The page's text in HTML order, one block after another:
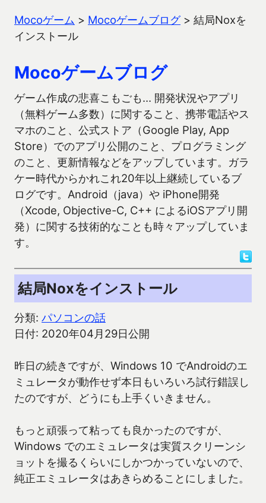
Mocoゲーム > Mocoゲームブログ> 結局Noxを
インストール
Mocoゲームブログ
ゲーム作成の悲喜こもごも… 開発状況やアプリ
（無料ゲーム多数）に関すること、携帯電話やス
マホのこと、公式ストア（Google Play, App
Store）でのアプリ公開のこと、プログラミング
のこと、更新情報などをアップしています。ガラ
ケー時代からかれこれ20年以上継続しているブ
ログです。Android（java）や iPhone開発
（Xcode, Objective-C, C++ によるiOSアプリ開
発）に関する技術的なことも時々アップしていま
す。
結局Noxをインストール
分類: パソコンの話
日付: 2020年04月29日公開
昨日の続きですが、Windows 10 でAndroidのエ
ミュレータが動作せず本日もいろいろ試行錯誤し
たのですが、どうにも上手くいきません。
もっと頑張って粘っても良かったのですが、
Windows でのエミュレータは実質スクリーンシ
ョットを撮るくらいにしかつかっていないので、
純正エミュレータはあきらめることにしました。